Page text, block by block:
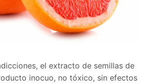
el extracto de semillas de
inocuo, no tóxico, sin efectos